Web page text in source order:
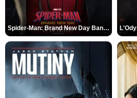
Spider-Man: Brand New Day Bande-annonce VO STFR